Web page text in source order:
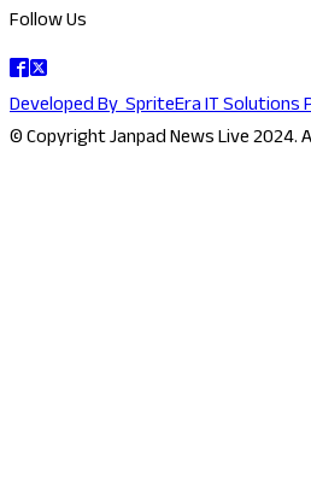
Follow Us
Developed BySpriteEra IT Solutions
© Copyright Janpad News Live 2024.